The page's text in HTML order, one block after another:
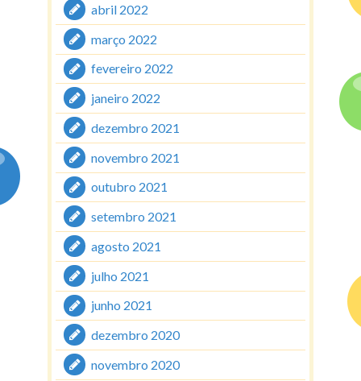
abril 2022
março 2022
fevereiro 2022
janeiro 2022
dezembro 2021
novembro 2021
outubro 2021
setembro 2021
agosto 2021
julho 2021
junho 2021
dezembro 2020
novembro 2020